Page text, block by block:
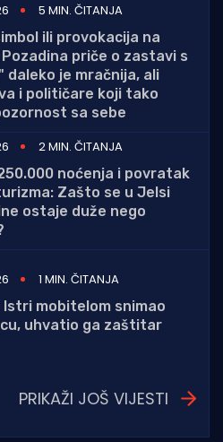
5 MIN. ČITANJA
ili provokacija na
priče o zastavi s
daleko je mračnija, ali
i političare koji tako
sa sebe
2 MIN. ČITANJA
noćenja i povratak
Zašto se u Jelsi
ostaje duže nego
1 MIN. ČITANJA
Istri mobitelom snimao
uhvatio ga zaštitar
PRIKAŽI JOŠ VIJESTI